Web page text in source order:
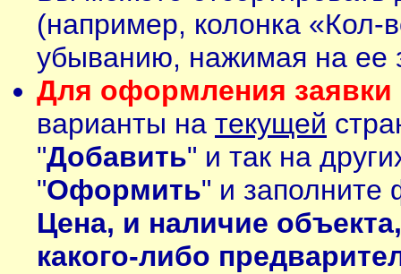
(например, колонка «Кол-
убыванию, нажимая на ее
Для оформления заявки
варианты на текущей
"Добавить" и так на
"Оформить" и заполните
Цена, и наличие
какого-либо